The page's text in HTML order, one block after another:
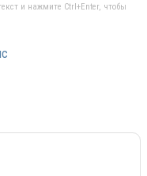
и нажмите Ctrl+Enter, чтобы